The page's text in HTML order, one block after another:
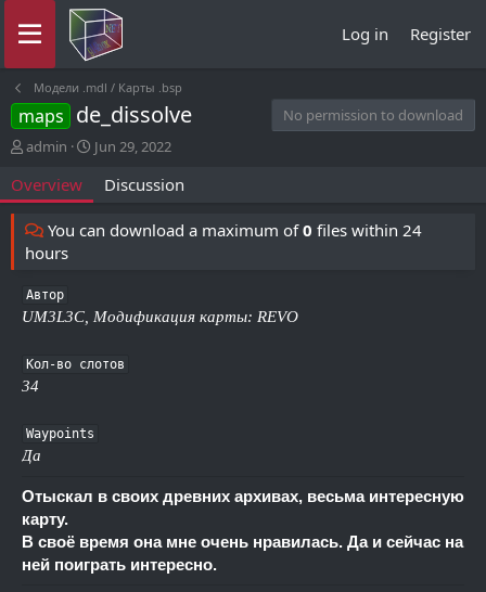
Log in Register
Модели .mdl / Карты .bsp
maps de_dissolve
No permission to download
A
t
h
o
r
admin
C
t
a
e
Jun 29, 2022
Overview Discussion
You can download a maximum of0 files within 24
hours
Автор
UM3L3C, Модификация карты: REVO
Кол-во слотов
34
Waypoints
Да
Отыскал в своих древних архивах, весьма интересную
карту.
В своё время она мне очень нравилась. Да и сейчас на
ней поиграть интересно.